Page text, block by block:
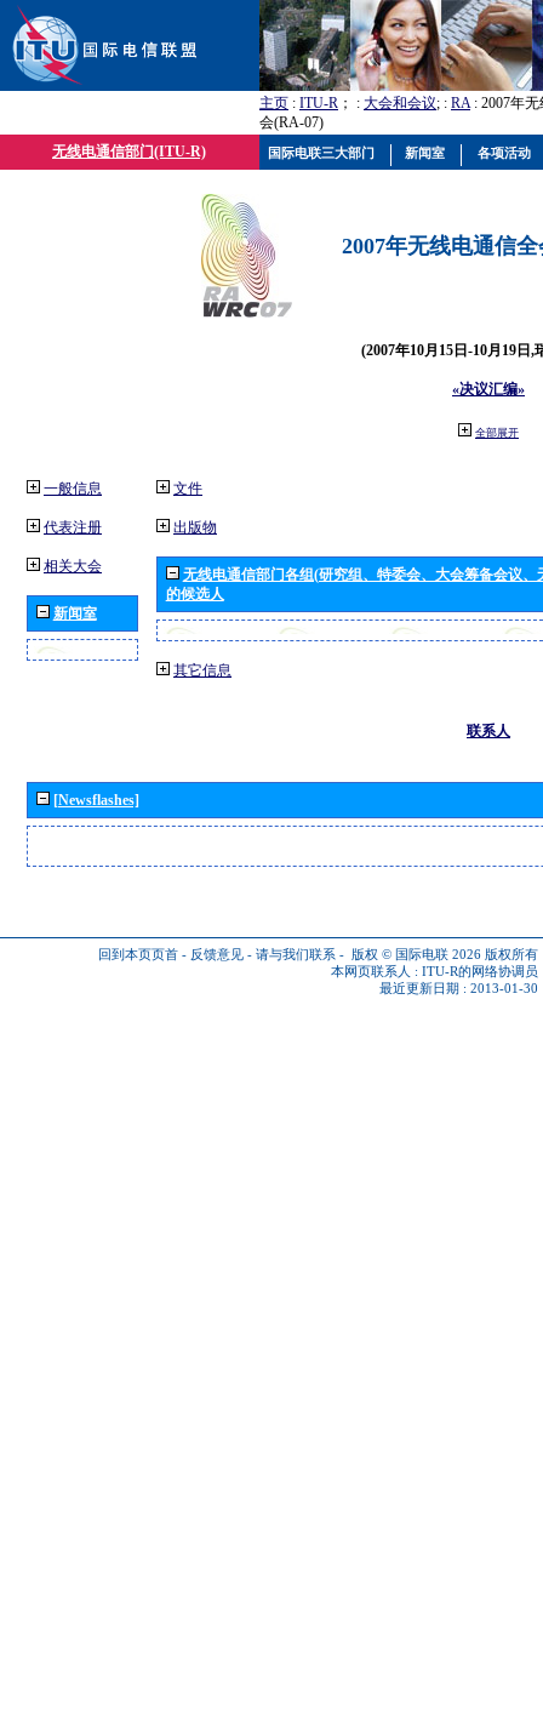
主页 : ITU-R ； : 大会和会议; : RA: 2007年
会(RA-07)
无线电通信部门(ITU-R)
2007年无线电通信
(2007年10月15日-10月19日,
«决议汇编»
全部展开
一般信息
代表注册
相关大会
新闻室
文件
出版物
无线电通信部门各组(研究组、特委会、大会筹备会议
的候选人
其它信息
联系人
[Newsflashes]
回到本页页首 - 反馈意见 - 请与我们联系 - 版权 © 国际电联 2026 版权所有
本网页联系人 : ITU-R的网络协调员
最近更新日期 : 2013-01-30
国际电联三大部门 新闻室 各项活动